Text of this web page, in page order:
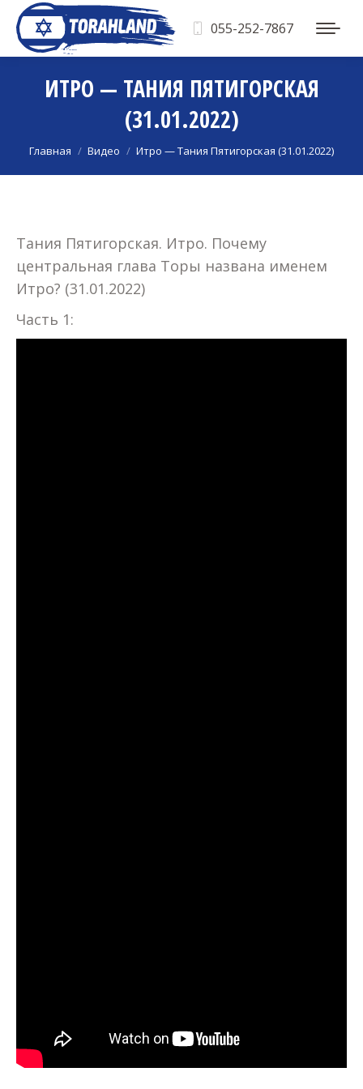
055-252-7867
ИТРО — ТАНИЯ ПЯТИГОРСКАЯ
(31.01.2022)
Вы здесь:
Главная Видео Итро — Тания Пятигорская (31.01.2022)
Тания Пятигорская. Итро. Почему
центральная глава Торы названа именем
Итро? (31.01.2022)
Часть 1: